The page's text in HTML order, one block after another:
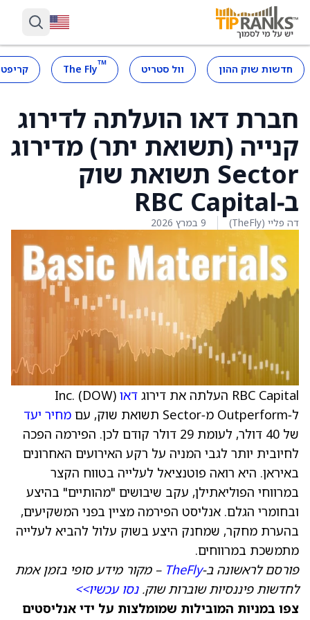
חדשות שוק ההון וול סטריט ™
The Fly
חברת דאו הועלתה לדירוג
קנייה (תשואת יתר) מדירוג
Sector תשואת שוק
ב‑RBC Capital
דה פליי (TheFly) 9 במרץ 2026
RBC Capital העלתה את דירוג דאו Inc. (DOW)
ל‑Outperform מ‑Sector תשואת שוק, עם
מחיר יעד
של 40 דולר, לעומת 29 דולר קודם לכן. הפירמה הפכה
לחיובית יותר לגבי המניה על רקע האירועים האחרונים
באיראן. היא רואה פוטנציאל לעלייה בטווח הקצר
במרווחי הפוליאתילן, עקב שיבושים "מהותיים" בהיצע
ובחומרי הגלם. אנליסט הפירמה מציין בפני המשקיעים,
בהערת מחקר, שמחנק היצע בשוק עלול להביא לעלייה
מתמשכת במרווחים.
פורסם לראשונה ב-TheFly – מקור מידע סופי בזמן אמת
לחדשות פיננסיות שוברות שוק.נסו עכשיו>>
צפו במניות המובילות שמומלצות על ידי אנליסטים